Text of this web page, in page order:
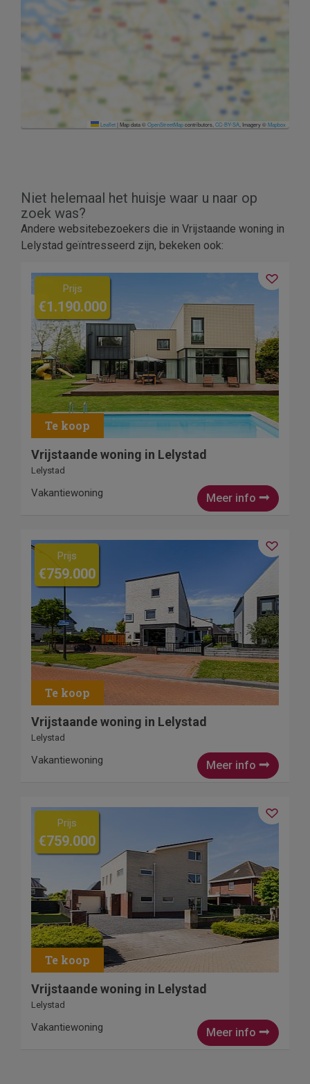
Leaflet|Map data ©OpenStreetMapcontributors,CC-BY-SA, Imagery ©Mapbox
Niet helemaal het huisje waar u naar op
zoek was?
Andere websitebezoekers die in Vrijstaande woning in
Lelystad geïntresseerd zijn, bekeken ook:
Prijs
€1.190.000
Vrijstaande woning in Lelystad
Lelystad
Meer info
Vakantiewoning
Prijs
€759.000
Vrijstaande woning in Lelystad
Lelystad
Meer info
Vakantiewoning
Prijs
€759.000
Vrijstaande woning in Lelystad
Lelystad
Meer info
Vakantiewoning